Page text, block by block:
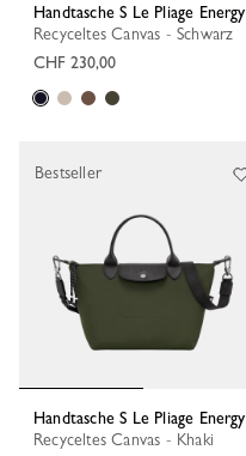
Handtasche S Le Pliage Energy
Recyceltes Canvas - Schwarz
CHF 230,00
Handtasche S Le Pliage Energy
Recyceltes Canvas - Khaki
Bestseller